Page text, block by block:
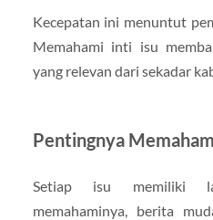
Kecepatan ini menuntut
Memahami inti isu
yang relevan dari sekadar
Pentingnya
Setiap isu memiliki
memahaminya, berita